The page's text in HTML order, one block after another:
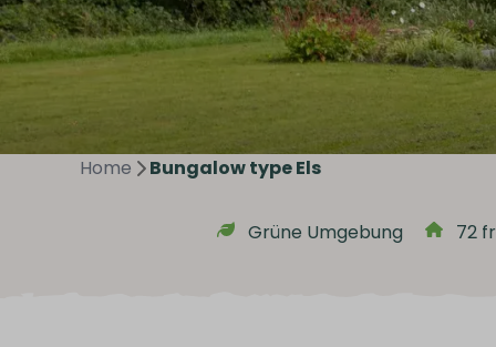
Home Bungalow type Els
Grüne Umgebung 72